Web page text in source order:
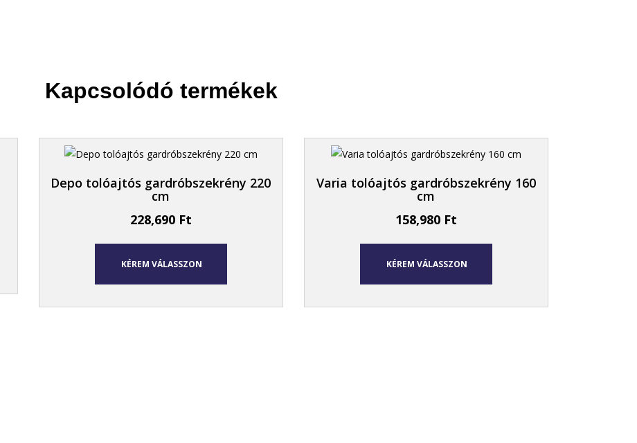
Kapcsolódó termékek
Depo tolóajtós gardróbszekrény 220
cm
228,690 Ft
KÉREM VÁLASSZON
Varia tolóajtós gardróbszekrény 160
cm
158,980 Ft
KÉREM VÁLASSZON